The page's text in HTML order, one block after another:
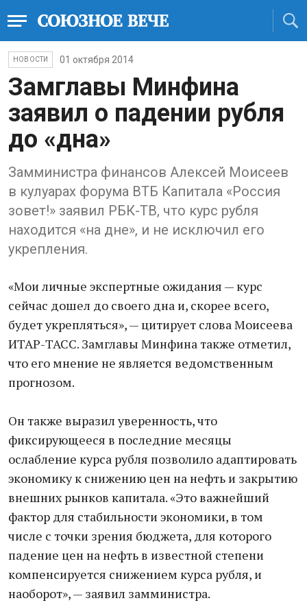
НОВОСТИ 01 октября 2014
Замглавы Минфина
заявил о падении рубля
до «дна»
Замминистра финансов Алексей Моисеев
в кулуарах форума ВТБ Капитала «Россия
зовет!» заявил РБК-ТВ, что курс рубля
находится «на дне», и не исключил его
укрепления.
«Мои личные экспертные ожидания — курс
сейчас дошел до своего дна и, скорее всего,
будет укрепляться», — цитирует слова Моисеева
ИТАР-ТАСС. Замглавы Минфина также отметил,
что его мнение не является ведомственным
прогнозом.
Он также выразил уверенность, что
фиксирующееся в последние месяцы
ослабление курса рубля позволило адаптировать
экономику к снижению цен на нефть и закрытию
внешних рынков капитала. «Это важнейший
фактор для стабильности экономики, в том
числе с точки зрения бюджета, для которого
падение цен на нефть в известной степени
компенсируется снижением курса рубля, и
наоборот», — заявил замминистра.